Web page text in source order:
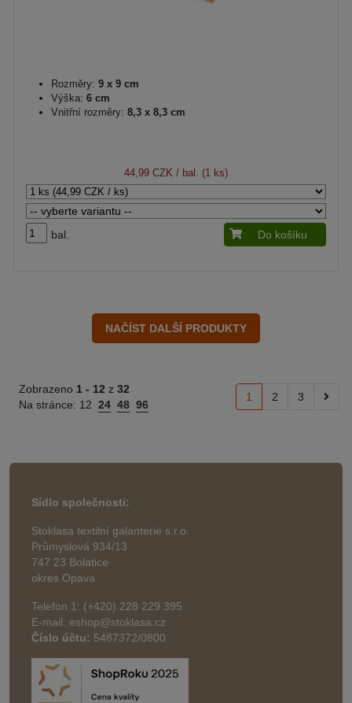
Rozměry: 9 x 9 cm
Výška: 6 cm
Vnitřní rozměry: 8,3 x 8,3 cm
44,99 CZK / bal. (1 ks)
bal. Do košíku
Zobrazeno 1 - 12 z 32
Na stránce: 12 24 48 96
1 2 3
Sídlo společnosti:
Stoklasa textilní galanterie s.r.o.
Průmyslová 934/13
747 23 Bolatice
okres Opava
Telefon 1: (+420) 228 229 395
E-mail: eshop@stoklasa.cz
Číslo účtu: 5487372/0800